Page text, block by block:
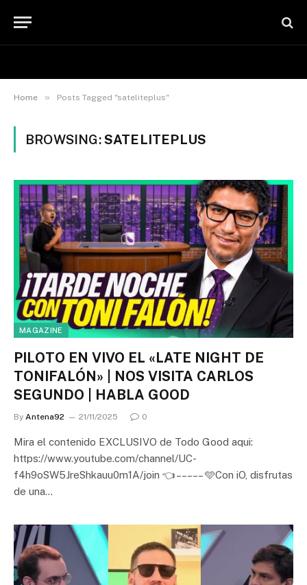
Home » Posts Tagged "sateliteplus"
BROWSING:SATELITEPLUS
MAGAZINE
PILOTO EN VIVO EL «LATE NIGHT DE
TONIFALÓN» | NOS VISITA CARLOS
SEGUNDO | HABLA GOOD
By Antena92 21/11/2025 0
Mira el contenido EXCLUSIVO de Todo Good aqui:
https://www.youtube.com/channel/UC-
f4h9oSW5JreShkauu0m1A/join 👈 – – – – – 🩵Con iO, disfrutas
de una…